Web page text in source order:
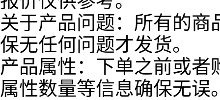
关于产品问题：所有的
保无任何问题才发货。
产品属性：下单之前或
属性数量等信息确保无误